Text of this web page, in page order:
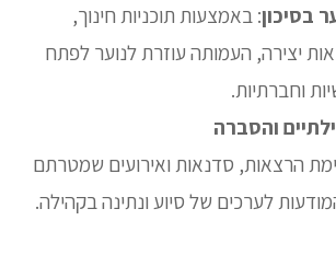
בסיכון: באמצעות תוכניות חינוך,
יצירה, העמותה עוזרת לנוער לפתח
וחברתיות.
והסברה
הרצאות, סדנאות ואירועים שמטרתם
לערכים של סיוע ונתינה בקהילה.